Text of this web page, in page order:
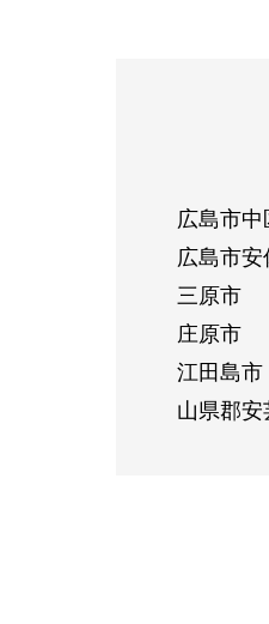
広島市中
広島市
三原市
庄原市
江田島市
山県郡